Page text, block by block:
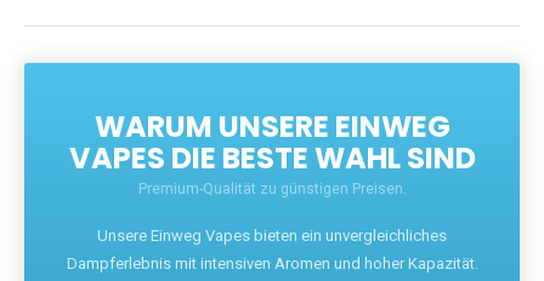
WARUM UNSERE EINWEG
VAPES DIE BESTE WAHL SIND
Premium-Qualität zu günstigen Preisen.
Unsere Einweg Vapes bieten ein unvergleichliches
Dampferlebnis mit intensiven Aromen und hoher Kapazität.